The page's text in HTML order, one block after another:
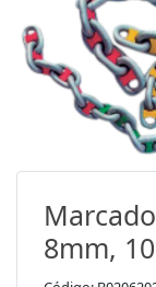
8mm,